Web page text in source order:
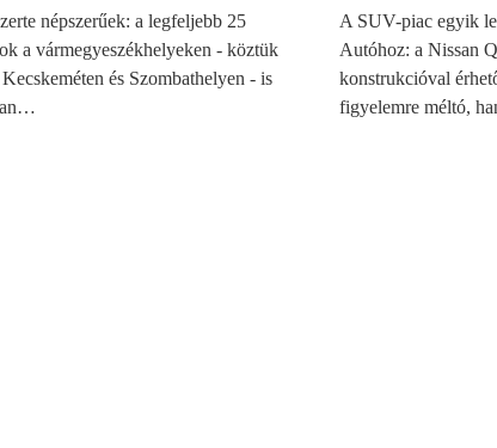
népszerűek: a legfeljebb 25
a vármegyeszékhelyeken - köztük
és Szombathelyen - is
A SUV-piac egyik
Autóhoz: a Nissan
konstrukcióval
figyelemre méltó,